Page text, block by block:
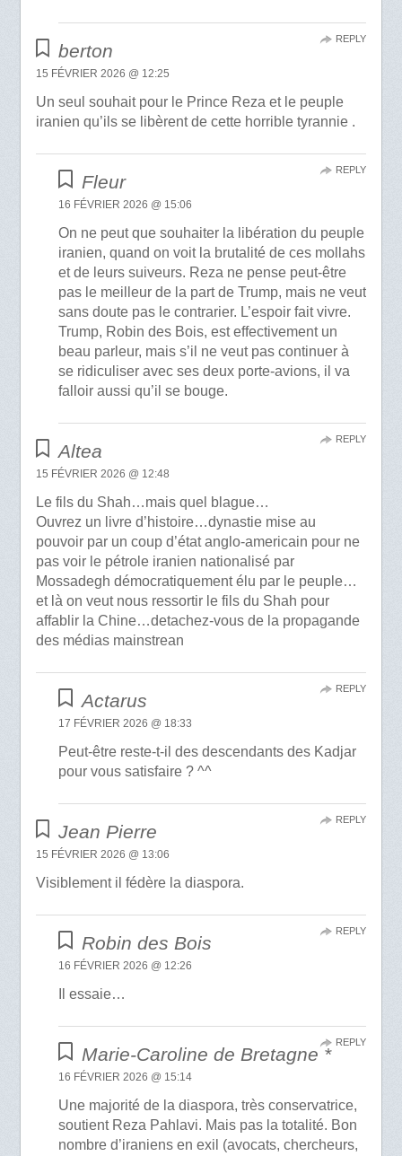
berton
15 FÉVRIER 2026 @ 12:25
Un seul souhait pour le Prince Reza et le peuple
iranien qu’ils se libèrent de cette horrible tyrannie .
REPLY
Fleur
16 FÉVRIER 2026 @ 15:06
On ne peut que souhaiter la libération du peuple
iranien, quand on voit la brutalité de ces mollahs
et de leurs suiveurs. Reza ne pense peut-être
pas le meilleur de la part de Trump, mais ne veut
sans doute pas le contrarier. L’espoir fait vivre.
Trump, Robin des Bois, est effectivement un
beau parleur, mais s’il ne veut pas continuer à
se ridiculiser avec ses deux porte-avions, il va
falloir aussi qu’il se bouge.
REPLY
Altea
15 FÉVRIER 2026 @ 12:48
Le fils du Shah…mais quel blague…
Ouvrez un livre d’histoire…dynastie mise au
pouvoir par un coup d’état anglo-americain pour ne
pas voir le pétrole iranien nationalisé par
Mossadegh démocratiquement élu par le peuple…
et là on veut nous ressortir le fils du Shah pour
affablir la Chine…detachez-vous de la propagande
des médias mainstrean
REPLY
Actarus
17 FÉVRIER 2026 @ 18:33
Peut-être reste-t-il des descendants des Kadjar
pour vous satisfaire ? ^^
REPLY
Jean Pierre
15 FÉVRIER 2026 @ 13:06
Visiblement il fédère la diaspora.
REPLY
Robin des Bois
16 FÉVRIER 2026 @ 12:26
Il essaie…
REPLY
Marie-Caroline de Bretagne *
16 FÉVRIER 2026 @ 15:14
Une majorité de la diaspora, très conservatrice,
soutient Reza Pahlavi. Mais pas la totalité. Bon
nombre d’iraniens en exil (avocats, chercheurs,
REPLY